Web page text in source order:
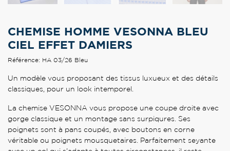
CHEMISE HOMME VESONNA BLEU
CIEL EFFET DAMIERS
Référence: HA 03/26 Bleu
Un modèle vous proposant des tissus luxueux et des détails
classiques, pour un look intemporel.
La chemise VESONNA vous propose une coupe droite avec
gorge classique et un montage sans surpiqures. Ses
poignets sont à pans coupés, avec boutons en corne
véritable ou poignets mousquetaires. Parfaitement seyante